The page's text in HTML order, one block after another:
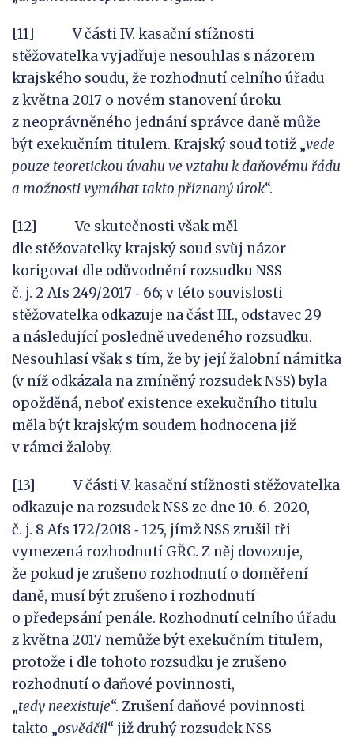
[11] V části IV. kasační stížnosti
stěžovatelka vyjadřuje nesouhlas s názorem
krajského soudu, že rozhodnutí celního úřadu
z května 2017 o novém stanovení úroku
z neoprávněného jednání správce daně může
být exekučním titulem. Krajský soud totiž „vede
pouze teoretickou úvahu ve vztahu kdaňovému řádu
a možnosti vymáhat takto přiznaný úrok“.
[12] Ve skutečnosti však měl
dle stěžovatelky krajský soud svůj názor
korigovat dle odůvodnění rozsudku NSS
č. j. 2 Afs 249/2017 ‑ 66; v této souvislosti
stěžovatelka odkazuje na část III., odstavec 29
a následující posledně uvedeného rozsudku.
Nesouhlasí však s tím, že by její žalobní námitka
(v níž odkázala na zmíněný rozsudek NSS) byla
opožděná, neboť existence exekučního titulu
měla být krajským soudem hodnocena již
v rámci žaloby.
[13] V části V. kasační stížnosti stěžovatelka
odkazuje na rozsudek NSS ze dne 10. 6. 2020,
č. j. 8 Afs 172/2018 ‑ 125, jímž NSS zrušil tři
vymezená rozhodnutí GŘC. Z něj dovozuje,
že pokud je zrušeno rozhodnutí o doměření
daně, musí být zrušeno i rozhodnutí
o předepsání penále. Rozhodnutí celního úřadu
z května 2017 nemůže být exekučním titulem,
protože i dle tohoto rozsudku je zrušeno
rozhodnutí o daňové povinnosti,
„tedy neexistuje“. Zrušení daňové povinnosti
takto „osvědčil“ již druhý rozsudek NSS